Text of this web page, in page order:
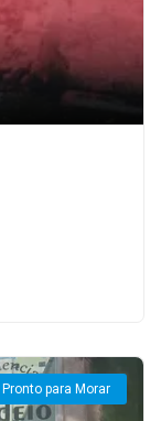
Pronto para Morar